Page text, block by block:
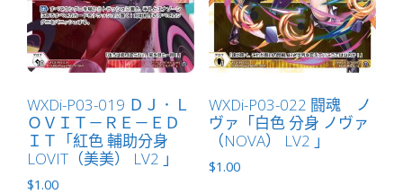
WXDi-P03-019 ＤＪ．Ｌ
ＯＶＩＴ－ＲＥ－ＥＤ
ＩＴ「紅色 輔助分身
LOVIT（美美） LV2 」
$1.00
WXDi-P03-022 闘魂 ノ
ヴァ「白色 分身 ノヴァ
（NOVA） LV2 」
$1.00